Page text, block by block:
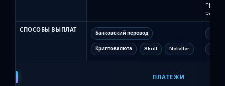
СПОСОБЫ ВЫПЛАТ Банковский перевод
Криптовалюта Skrill Neteller
ПЛАТЕЖИ